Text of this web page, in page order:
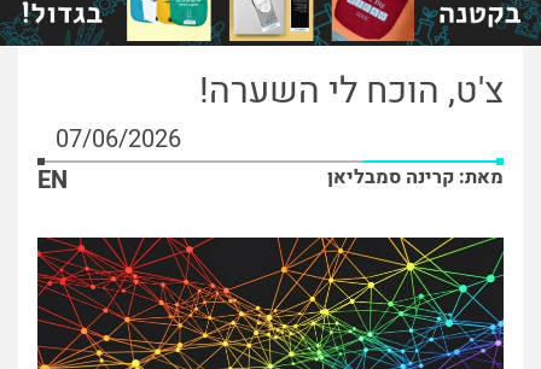
צ'ט, הוכח לי השערה!
07/06/2026
מאת: קרינה סמבליאן EN